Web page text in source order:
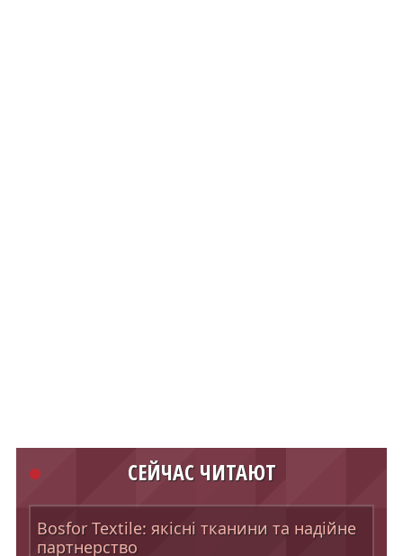
СЕЙЧАС ЧИТАЮТ
Bosfor Textile: якісні тканини та надійне
партнерство